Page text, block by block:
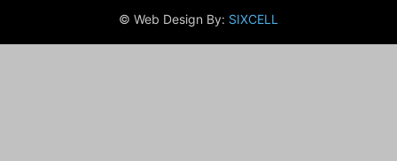
© Web Design By: SIXCELL